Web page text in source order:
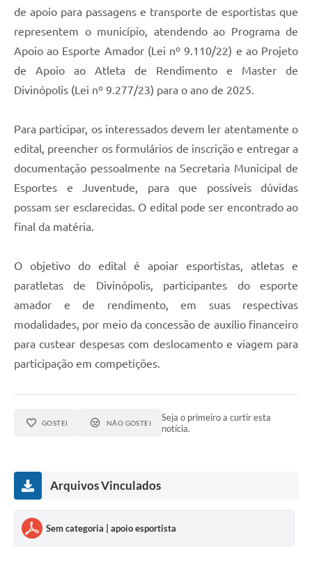
de apoio para passagens e transporte de esportistas que
representem o município, atendendo ao Programa de
Apoio ao Esporte Amador (Lei nº 9.110/22) e ao Projeto
de Apoio ao Atleta de Rendimento e Master de
Divinópolis (Lei nº 9.277/23) para o ano de 2025.
Para participar, os interessados devem ler atentamente o
edital, preencher os formulários de inscrição e entregar a
documentação pessoalmente na Secretaria Municipal de
Esportes e Juventude, para que possíveis dúvidas
possam ser esclarecidas. O edital pode ser encontrado ao
final da matéria.
O objetivo do edital é apoiar esportistas, atletas e
paratletas de Divinópolis, participantes do esporte
amador e de rendimento, em suas respectivas
modalidades, por meio da concessão de auxílio financeiro
para custear despesas com deslocamento e viagem para
participação em competições.
GOSTEI NÃO GOSTEI
Seja o primeiro a curtir esta
notícia.
Arquivos Vinculados
Sem categoria | apoio esportista